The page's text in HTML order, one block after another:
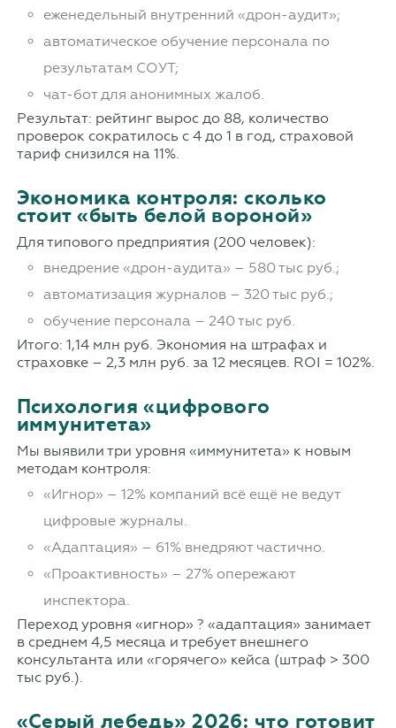
еженедельный внутренний «дрон-аудит»;
автоматическое обучение персонала по
результатам СОУТ;
чат-бот для анонимных жалоб.
Результат: рейтинг вырос до 88, количество
проверок сократилось с 4 до 1 в год, страховой
тариф снизился на 11%.
Экономика контроля: сколько
стоит «быть белой вороной»
Для типового предприятия (200 человек):
внедрение «дрон-аудита» – 580 тыс руб.;
автоматизация журналов – 320 тыс руб.;
обучение персонала – 240 тыс руб.
Итого: 1,14 млн руб. Экономия на штрафах и
страховке – 2,3 млн руб. за 12 месяцев. ROI = 102%.
Психология «цифрового
иммунитета»
Мы выявили три уровня «иммунитета» к новым
методам контроля:
«Игнор» – 12% компаний всё ещё не ведут
цифровые журналы.
«Адаптация» – 61% внедряют частично.
«Проактивность» – 27% опережают
инспектора.
Переход уровня «игнор» ? «адаптация» занимает
в среднем 4,5 месяца и требует внешнего
консультанта или «горячего» кейса (штраф > 300
тыс руб.).
«Серый лебедь» 2026: что готовит